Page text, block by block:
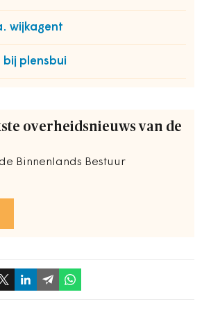
wijkagent
bij plensbui
overheidsnieuws van de
Binnenlands Bestuur